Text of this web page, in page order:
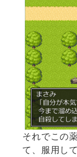
それでこの
て、服用し